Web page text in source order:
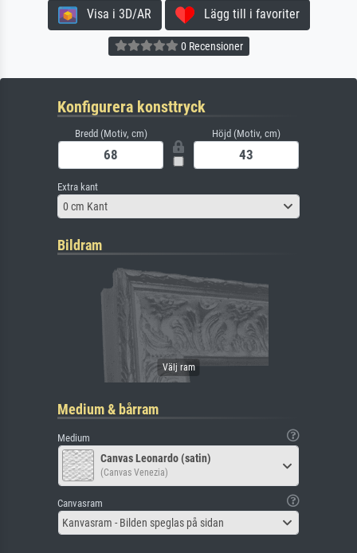
Visa i 3D/AR Lägg till i favoriter
0 Recensioner
Konfigurera konsttryck
Bredd (Motiv, cm) Höjd (Motiv, cm)
Extra kant
0 cm Kant
Bildram
Medium & bårram
Medium
Canvas Leonardo (satin)
(Canvas Venezia)
Canvasram
Kanvasram - Bilden speglas på sidan